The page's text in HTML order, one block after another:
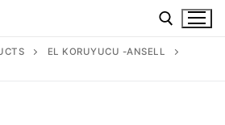
EL KORUYUCU -ANSELL